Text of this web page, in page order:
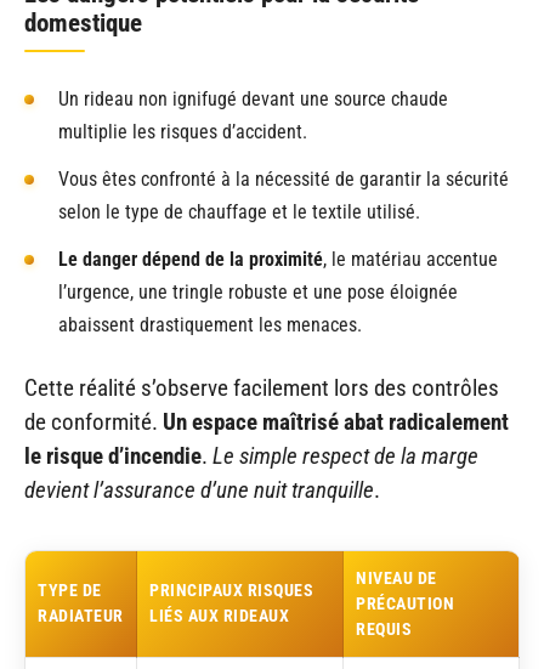
domestique
Un rideau non ignifugé devant une source chaude
multiplie les risques d’accident.
Vous êtes confronté à la nécessité de garantir la sécurité
selon le type de chauffage et le textile utilisé.
Le danger dépend de la proximité, le matériau accentue
l’urgence, une tringle robuste et une pose éloignée
abaissent drastiquement les menaces.
Cette réalité s’observe facilement lors des contrôles
de conformité. Un espace maîtrisé abat radicalement
le risque d’incendie. Le simple respect de la marge
devient l’assurance d’une nuit tranquille.
TYPE DE
RADIATEUR
PRINCIPAUX RISQUES
LIÉS AUX RIDEAUX
NIVEAU DE
PRÉCAUTION
REQUIS